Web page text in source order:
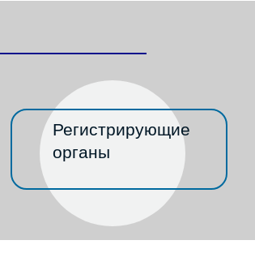
Регистрирующие
органы